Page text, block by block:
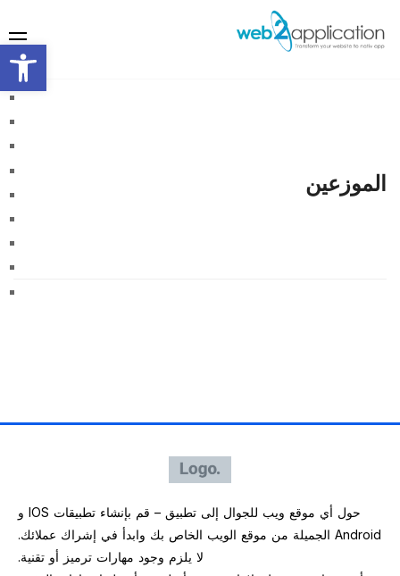
الموزعين
حول أي موقع ويب للجوال إلى تطبيق – قم بإنشاء تطبيقات IOS و
Android الجميلة من موقع الويب الخاص بك وابدأ في إشراك عملائك.
لا يلزم وجود مهارات ترميز أو تقنية.